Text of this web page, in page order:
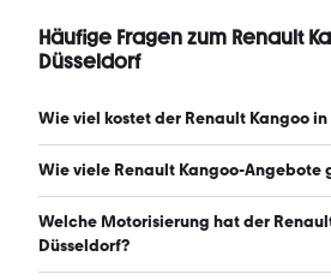
Häufige Fragen zum Renault
Düsseldorf
Wie viel kostet der Renault Kangoo in
Ein guter Preis für einen Renault
Wie viele Renault Kangoo-Angebote
Es gibt insgesamt 43 Renault Kangoo
davon 40 Gebraucht- und 3
Welche Motorisierung hat der
Düsseldorf?